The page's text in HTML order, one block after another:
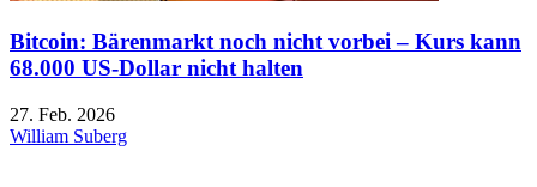
Bitcoin: Bärenmarkt noch nicht vorbei – Kurs kann
68.000 US-Dollar nicht halten
27. Feb. 2026
William Suberg